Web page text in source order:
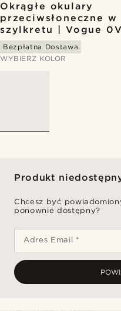
Okrągłe okulary
przeciwsłoneczne
szylkretu | Vogue
Bezpłatna Dostawa
WYBIERZ KOLOR
Produkt
Chcesz być
ponownie dostępny?
Adres Email *